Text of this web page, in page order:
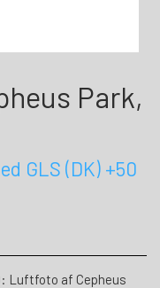
Park,
GLS (DK) +50
Luftfoto af Cepheus